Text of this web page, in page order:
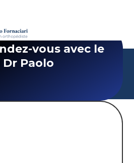
vous avec le
Paolo